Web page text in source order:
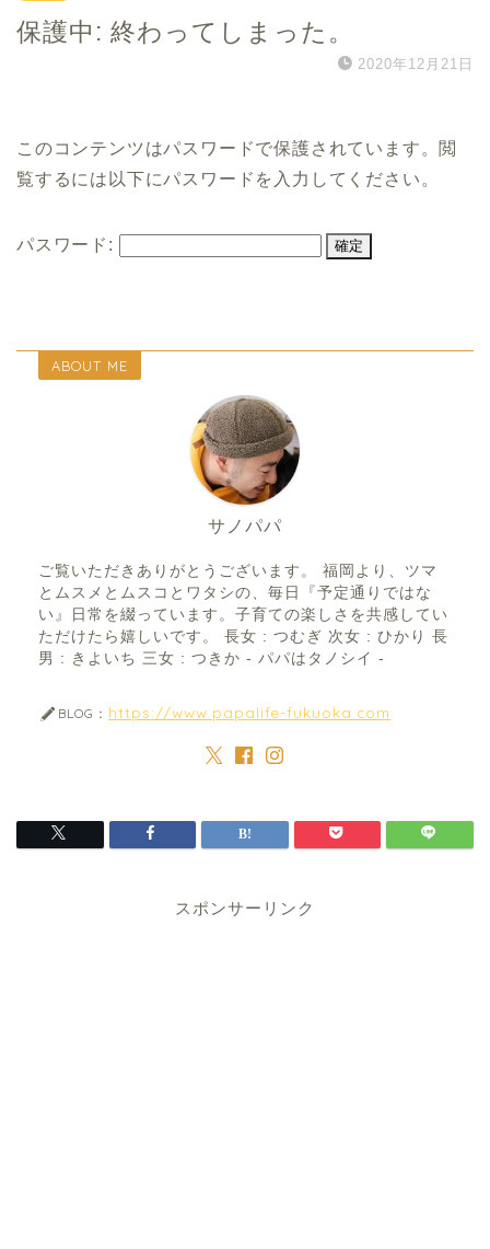
保護中: 終わってしまった。
2020年12月21日
このコンテンツはパスワードで保護されています。閲
覧するには以下にパスワードを入力してください。
パスワード:
ABOUT ME
サノパパ
ご覧いただきありがとうございます。 福岡より、ツマ
とムスメとムスコとワタシの、毎日『予定通りではな
い』日常を綴っています。子育ての楽しさを共感してい
ただけたら嬉しいです。 長女 : つむぎ 次女 : ひかり 長
男 : きよいち 三女 : つきか - パパはタノシイ -
BLOG： https://www.papalife-fukuoka.com
スポンサーリンク